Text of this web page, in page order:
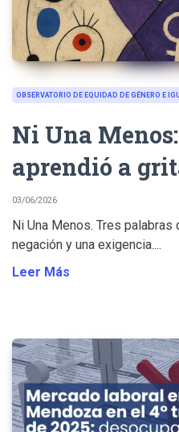
OBSERVATORIO DE EQUIDAD DE GÉNERO E
Ni Una
aprendió a
03/06/2026
Ni Una Menos. Tres palabras
negación y una exigencia....
Leer Más